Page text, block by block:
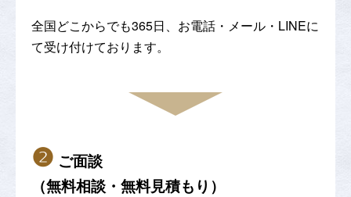
全国どこからでも365日、お電話・メール・LINEに
て受け付けております。
❷ ご面談
（無料相談・無料見積もり）